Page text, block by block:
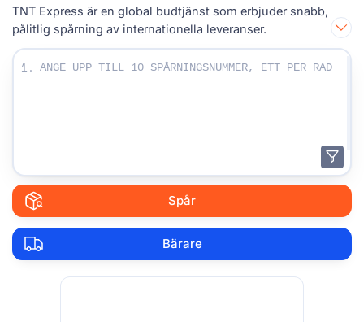
TNT Express är en global budtjänst som erbjuder snabb,
pålitlig spårning av internationella leveranser.
Ange dina spårningsnummer:
1.
Spår
Bärare